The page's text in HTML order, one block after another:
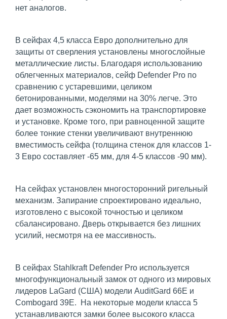
нет аналогов.
В сейфах 4,5 класса Евро дополнительно для
защиты от сверления установлены многослойные
металлические листы. Благодаря использованию
облегченных материалов, сейф Defender Pro по
сравнению с устаревшими, целиком
бетонированными, моделями на 30% легче. Это
дает возможность сэкономить на транспортировке
и установке. Кроме того, при равноценной защите
более тонкие стенки увеличивают внутреннюю
вместимость сейфа (толщина стенок для классов 1-
3 Евро составляет -65 мм, для 4-5 классов -90 мм).
На сейфах установлен многосторонний ригельный
механизм. Запирание спроектировано идеально,
изготовлено с высокой точностью и целиком
сбалансировано. Дверь открывается без лишних
усилий, несмотря на ее массивность.
В сейфах Stahlkraft Defender Pro используется
многофункциональный замок от одного из мировых
лидеров LaGаrd (США) модели AuditGard 66E и
Combogard 39E. На некоторые модели класса 5
устанавливаются замки более высокого класса